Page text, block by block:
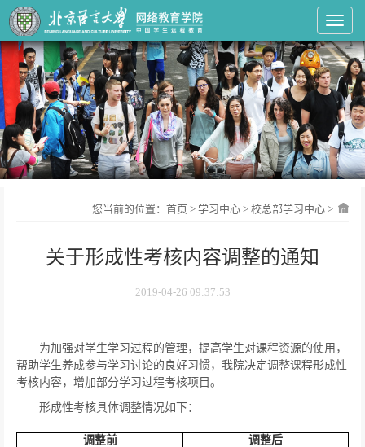
Toggle
您当前的位置： 首页 > 学习中心 > 校总部学习中心 >
关于形成性考核内容调整的通知
2019-04-26 09:37:53
为加强对学生学习过程的管理，提高学生对课程资源的使用，
帮助学生养成参与学习讨论的良好习惯，我院决定调整课程形成性
考核内容，增加部分学习过程考核项目。
形成性考核具体调整情况如下：
调整前
调整后